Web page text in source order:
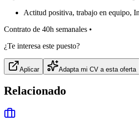
Actitud positiva, trabajo en equipo,
Contrato de 40h semanales •
¿Te interesa este puesto?
Aplicar Adapta mi CV a esta oferta
Relacionado